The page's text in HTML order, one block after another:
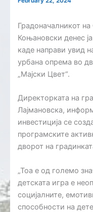
Градоначалникот
Коњановски денес
каде направи увид
урбана опрема во
„Мајски Цвет“.
Директорката на
Лајмановска,
инвестиција се
програмските
дворот на
„Тоа е од големо
детската игра е
социјалните,
способности на